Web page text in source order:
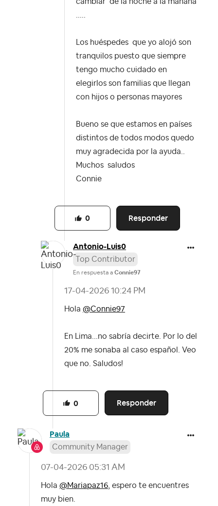
Los huéspedes que yo alojó son
tranquilos puesto que siempre
tengo mucho cuidado en
elegirlos son familias que llegan
con hijos o personas mayores
Bueno se que estamos en países
distintos de todos modos quedo
muy agradecida por la ayuda..
Muchos saludos
Connie
Responder
0
Antonio-Luis0
Top Contributor
En respuesta a Connie97
‎17-04-2026 10:24 PM
Hola @Connie97
En Lima...no sabría decirte. Por lo del
20% me sonaba al caso español. Veo
que no. Saludos!
Responder
0
Paula
Community Manager
‎07-04-2026 05:31 AM
Hola @Mariapaz16 , espero te encuentres
muy bien.